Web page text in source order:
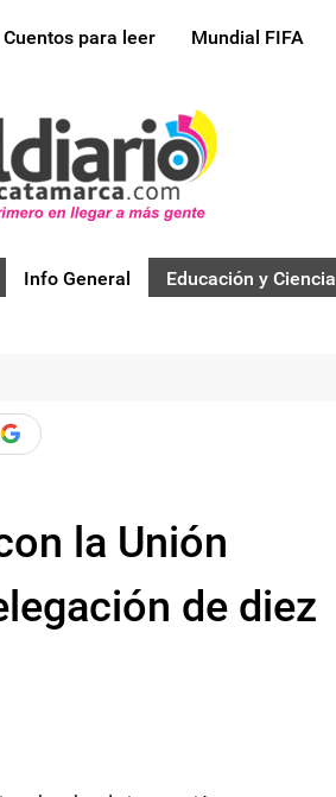
Cuentos para leer Mundial FIFA
Info General Educación y Ciencia
la Unión
de diez